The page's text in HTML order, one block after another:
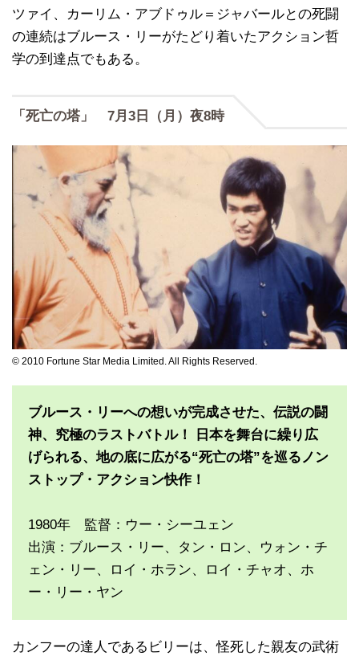
ツァイ、カーリム・アブドゥル＝ジャバールとの死闘
の連続はブルース・リーがたどり着いたアクション哲
学の到達点でもある。
「死亡の塔」 7月3日（月）夜8時
© 2010 Fortune Star Media Limited. All Rights Reserved.
ブルース・リーへの想いが完成させた、伝説の闘
神、究極のラストバトル！ 日本を舞台に繰り広
げられる、地の底に広がる“死亡の塔”を巡るノン
ストップ・アクション快作！
1980年 監督：ウー・シーユェン
出演：ブルース・リー、タン・ロン、ウォン・チ
ェン・リー、ロイ・ホラン、ロイ・チャオ、ホ
ー・リー・ヤン
カンフーの達人であるビリーは、怪死した親友の武術